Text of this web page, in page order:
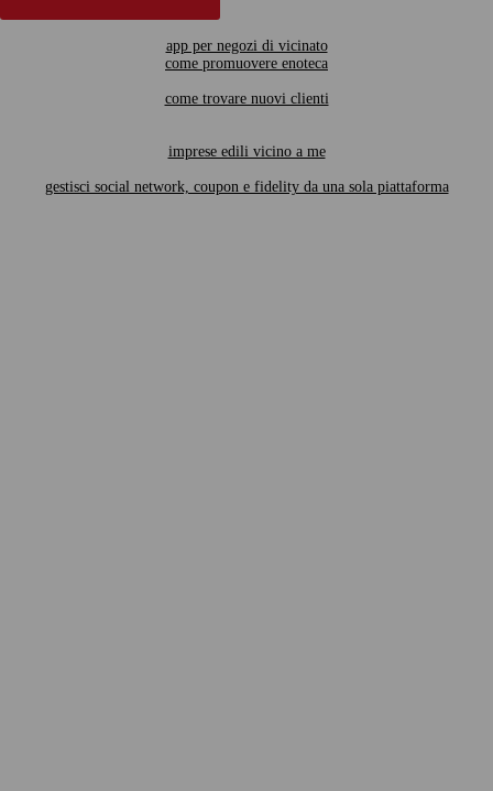
app per negozi di vicinato
come promuovere enoteca
come trovare nuovi clienti
imprese edili vicino a me
gestisci social network, coupon e fidelity da una sola piattaforma